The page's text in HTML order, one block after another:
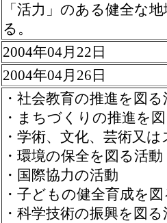
「活力」のある健全な
る。
2004年04月22日
2004年04月26日
・社会教育の推進を図る
・まちづくりの推進を
・学術、文化、芸術又
・環境の保全を図る活動
・国際協力の活動
・子どもの健全育成を
・科学技術の振興を図る